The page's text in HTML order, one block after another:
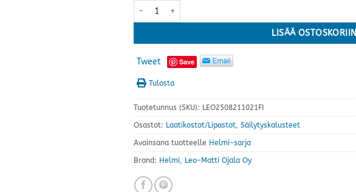
Helmi lipasto nro 2, valkoinen määrä
LISÄÄ OSTOSKORIIN
Tweet Save
Tulosta
Tuotetunnus (SKU): LEO2508211021FI
Osastot: Laatikostot/Lipastot, Säilytyskalusteet
Avainsana tuotteelle Helmi-sarja
Brand: Helmi, Leo-Matti Ojala Oy